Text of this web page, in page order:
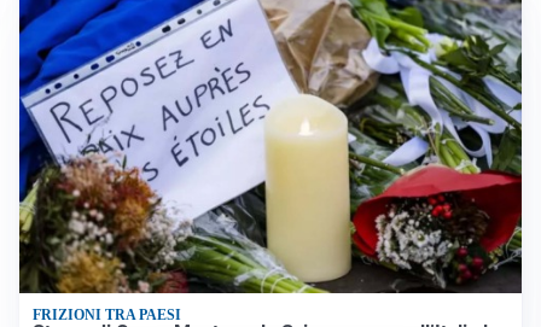
FRIZIONI TRA PAESI